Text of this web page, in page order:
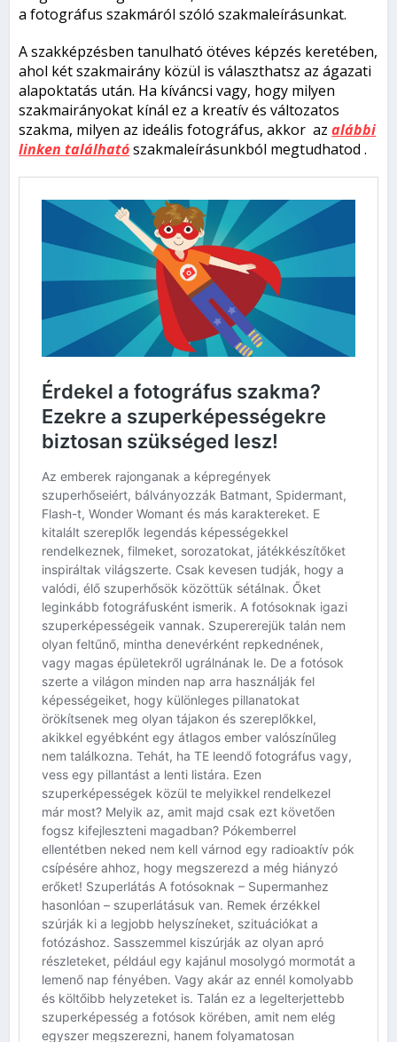
a fotográfus szakmáról szóló szakmaleírásunkat.
A szakképzésben tanulható ötéves képzés keretében,
ahol két szakmairány közül is választhatsz az ágazati
alapoktatás után. Ha kíváncsi vagy, hogy milyen
szakmairányokat kínál ez a kreatív és változatos
szakma, milyen az ideális fotográfus, akkor azalábbi
linken találhatószakmaleírásunkból megtudhatod .